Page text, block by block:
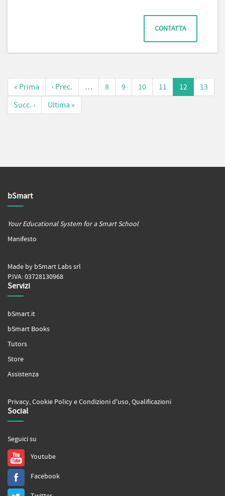
CONTATTA
« Prima ‹ Prec. … 8 9 10 11 12
13
Succ. ›
Ultima »
bSmart
Your Educational System for a Smart School
Manifesto
Made by bSmart Labs srl
P.IVA: 03728130968
Servizi
bSmart.it
bSmart Books
Tutors
Store
Assistenza
Privacy,Cookie PolicyeCondizioni d'uso,Qualificazioni
Social
Seguici su
Youtube
Facebook